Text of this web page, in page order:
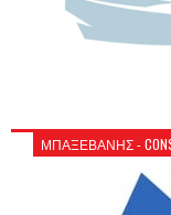
ΜΠΑΞΕΒΑΝΗΣ -